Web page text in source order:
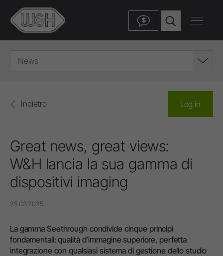
$
News
Indietro Log in
Great news, great views:
W&H lancia la sua gamma di
dispositivi imaging
25.03.2025
La gamma Seethrough condivide cinque principi
fondamentali: qualità d’immagine superiore, perfetta
integrazione con qualsiasi sistema di gestione dello studio